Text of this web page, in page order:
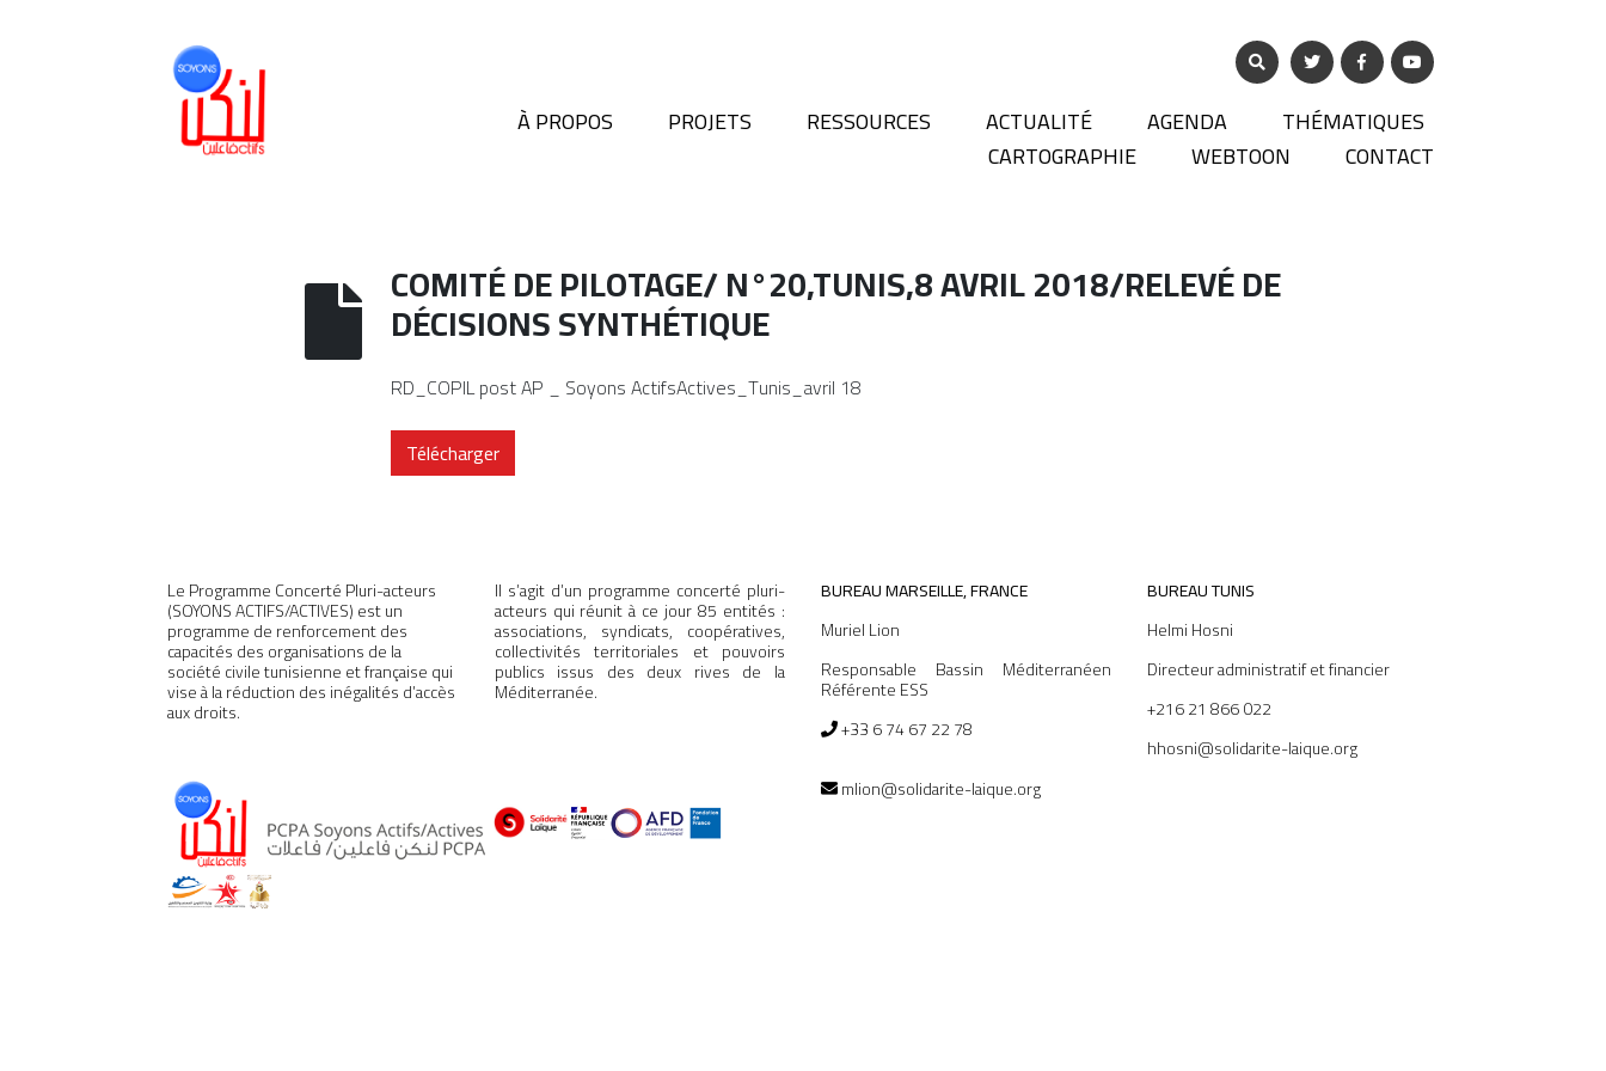
À PROPOS PROJETS RESSOURCES ACTUALITÉ AGENDA
THÉMATIQUES
CARTOGRAPHIE
WEBTOON CONTACT
COMITÉ DE PILOTAGE/ N°20,TUNIS,8 AVRIL 2018/RELEVÉ DE
DÉCISIONS SYNTHÉTIQUE
RD_COPIL post AP _ Soyons ActifsActives_Tunis_avril 18
Télécharger
Le Programme Concerté Pluri-acteurs
(SOYONS ACTIFS/ACTIVES) est un
programme de renforcement des
capacités des organisations de la
société civile tunisienne et française qui
vise à la réduction des inégalités d’accès
aux droits.
Il s’agit d’un programme concerté pluri-
acteurs qui réunit à ce jour 85 entités :
associations, syndicats, coopératives,
collectivités territoriales et pouvoirs
publics issus des deux rives de la
Méditerranée.
BUREAU MARSEILLE, FRANCE
Muriel Lion
Responsable Bassin Méditerranéen
Référente ESS
+33 6 74 67 22 78
mlion@solidarite-laique.org
BUREAU TUNIS
Helmi Hosni
Directeur administratif et financier
+216 21 866 022
hhosni@solidarite-laique.org